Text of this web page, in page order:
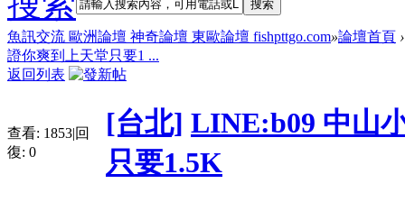
搜索
魚訊交流 歐洲論壇 神奇論壇 東歐論壇 fishpttgo.com»論壇首頁 ›
證你爽到上天堂只要1 ...
返回列表
查看: 1853|回
復: 0
[台北] LINE:b09 中山
只要1.5K